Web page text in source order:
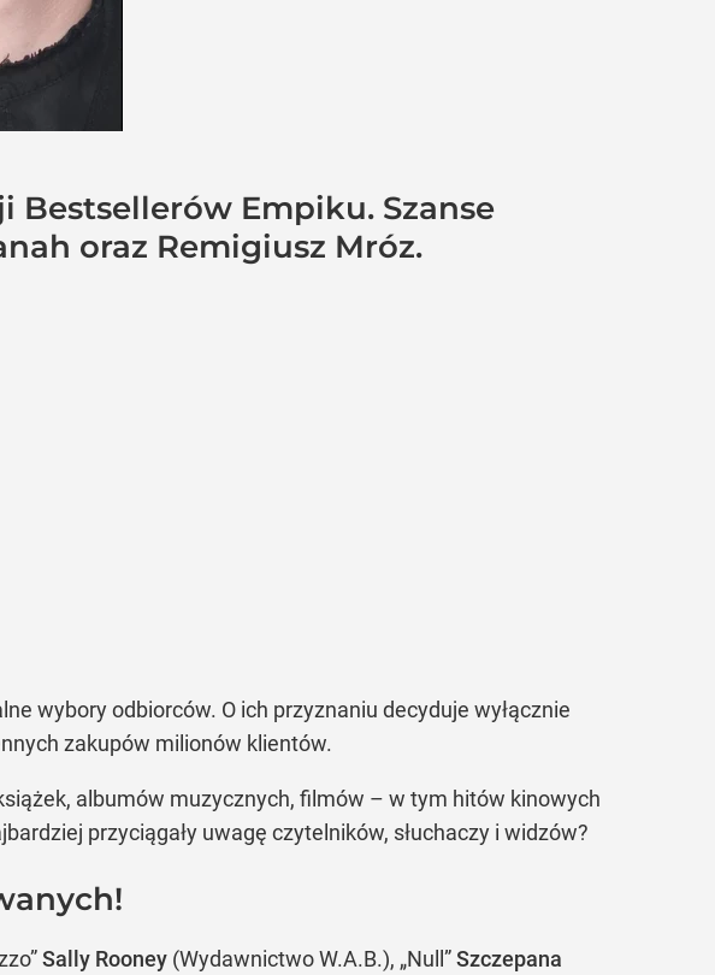
Empiku. Szanse
oraz Remigiusz Mróz.
wybory odbiorców. O ich przyznaniu decyduje wyłącznie
zakupów milionów klientów.
albumów muzycznych, filmów – w tym hitów kinowych
przyciągały uwagę czytelników, słuchaczy i widzów?
Sally Rooney (Wydawnictwo W.A.B.), „Null”Szczepana